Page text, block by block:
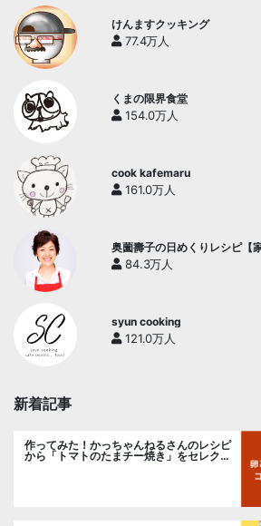
けんますクッキング
77.4万人
くまの限界食堂
154.0万人
cook kafemaru
161.0万人
奥薗壽子の日めくりレシピ【
ネル】
84.3万人
syun cooking
121.0万人
新着記事
作ってみた！かっちゃんねるさんのレシピ
から「トマトのたまチー焼き」をセレク